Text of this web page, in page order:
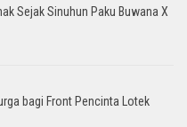
Sejak Sinuhun Paku Buwana X
bagi Front Pencinta Lotek